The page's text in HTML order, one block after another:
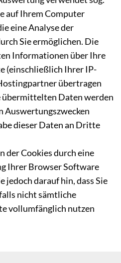
auf Ihrem Computer
eine Analyse der
Sie ermöglichen. Die
Informationen über Ihre
(einschließlich Ihrer IP-
übertragen
übermittelten Daten werden
Auswertungszwecken
dieser Daten an Dritte
der Cookies durch eine
Ihrer Browser Software
jedoch darauf hin, dass Sie
nicht sämtliche
vollumfänglich nutzen